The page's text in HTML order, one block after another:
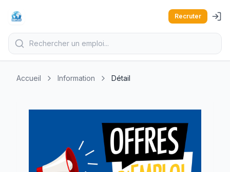
Recruter
Accueil Information Détail